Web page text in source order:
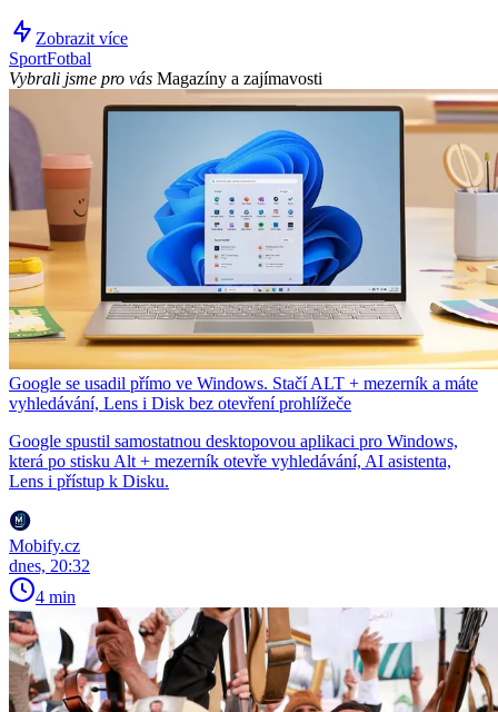
Zobrazit více
SportFotbal
Vybrali jsme pro vás Magazíny a zajímavosti
Google se usadil přímo ve Windows. Stačí ALT + mezerník a máte
vyhledávání, Lens i Disk bez otevření prohlížeče
Google spustil samostatnou desktopovou aplikaci pro Windows,
která po stisku Alt + mezerník otevře vyhledávání, AI asistenta,
Lens i přístup k Disku.
Mobify.cz
dnes, 20:32
4 min